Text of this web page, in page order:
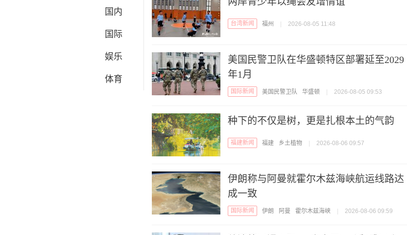
国内
国际
娱乐
体育
台湾新闻 福州 2026-08-05 11:48
美国民警卫队在华盛顿特区部署延至2029
年1月
国际新闻 美国民警卫队 华盛顿 2026-08-05 09:53
种下的不仅是树，更是扎根本土的气韵
福建新闻 福建 乡土植物 2026-08-06 09:57
伊朗称与阿曼就霍尔木兹海峡航运线路达
成一致
国际新闻 伊朗 阿曼 霍尔木兹海峡 2026-08-06 09:59